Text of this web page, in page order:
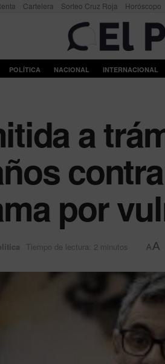
Cartelera Sorteo Cruz Roja Horóscopo
POLÍTICA NACIONAL INTERNACIONAL
a
por
Tiempo de lectura: 2 minutos AA